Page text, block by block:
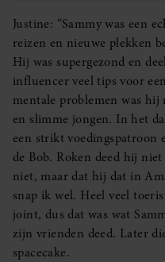
Justine: “Sammy was een
reizen en nieuwe plekken
Hij was supergezond en
influencer veel tips voor
mentale problemen was hij
en slimme jongen. In het
een strikt voedingspatroon
de Bob. Roken deed hij
niet, maar dat hij dat in
snap ik wel. Heel veel
joint, dus dat was wat
zijn vrienden deed. Later
spacecake.